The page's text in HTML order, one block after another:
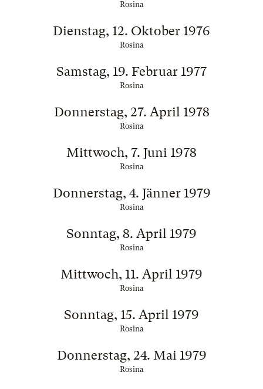
Rosina
Dienstag, 12. Oktober 1976
Rosina
Samstag, 19. Februar 1977
Rosina
Donnerstag, 27. April 1978
Rosina
Mittwoch, 7. Juni 1978
Rosina
Donnerstag, 4. Jänner 1979
Rosina
Sonntag, 8. April 1979
Rosina
Mittwoch, 11. April 1979
Rosina
Sonntag, 15. April 1979
Rosina
Donnerstag, 24. Mai 1979
Rosina